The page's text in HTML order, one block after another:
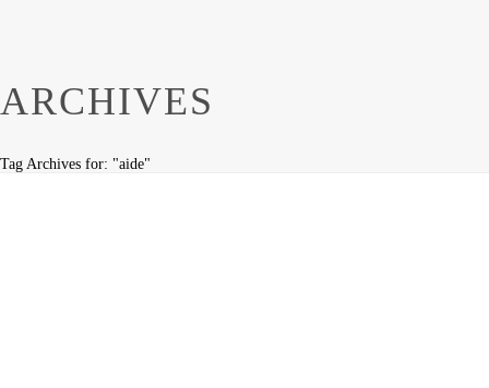
ARCHIVES
Tag Archives for: "aide"